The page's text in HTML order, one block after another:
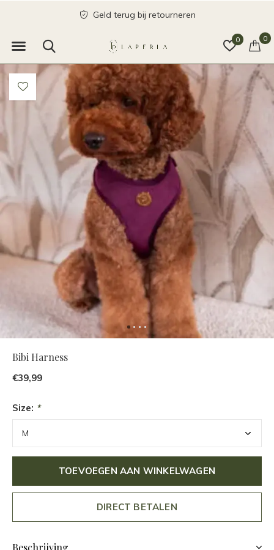
0 0
Geld terug bij retourneren
Bibi Harness
€39,99
Size: *
TOEVOEGEN AAN WINKELWAGEN
DIRECT BETALEN
Beschrijving